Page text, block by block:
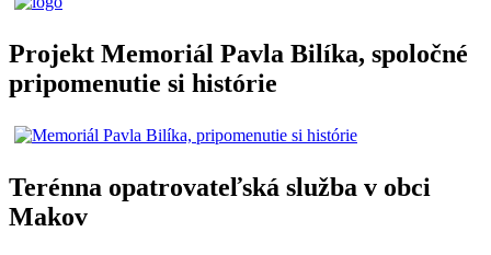
Projekt Memoriál Pavla Bilíka, spoločné
pripomenutie si histórie
Terénna opatrovateľská služba v obci
Makov